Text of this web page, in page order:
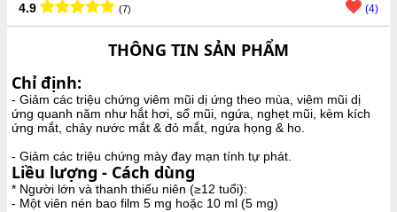
4.9 (7) (4)
THÔNG TIN SẢN PHẨM
Chỉ định:
- Giảm các triệu chứng viêm mũi dị ứng theo mùa, viêm mũi dị
ứng quanh năm như hắt hơi, sổ mũi, ngứa, nghẹt mũi, kèm kích
ứng mắt, chảy nước mắt & đỏ mắt, ngứa họng & ho.
- Giảm các triệu chứng mày đay mạn tính tự phát.
Liều lượng - Cách dùng
* Người lớn và thanh thiếu niên (≥12 tuổi):
- Một viên nén bao film 5 mg hoặc 10 ml (5 mg)